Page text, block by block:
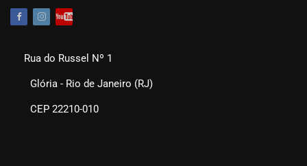
Rua do Russel Nº 1
Glória - Rio de Janeiro (RJ)
CEP 22210-010